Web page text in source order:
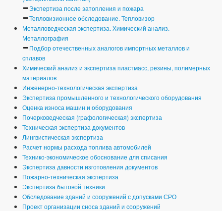
Экспертиза после затопления и пожара
Тепловизионное обследование. Тепловизор
Металловедческая экспертиза. Химический анализ.
Металлография
Подбор отечественных аналогов импортных металлов и
сплавов
Химический анализ и экспертиза пластмасс, резины, полимерных
материалов
Инженерно-технологическая экспертиза
Экспертиза промышленного и технологического оборудования
Оценка износа машин и оборудования
Почерковедческая (графологическая) экспертиза
Техническая экспертиза документов
Лингвистическая экспертиза
Расчет нормы расхода топлива автомобилей
Технико-экономическое обоснование для списания
Экспертиза давности изготовления документов
Пожарно-техническая экспертиза
Экспертиза бытовой техники
Обследование зданий и сооружений с допусками СРО
Проект организации сноса зданий и сооружений